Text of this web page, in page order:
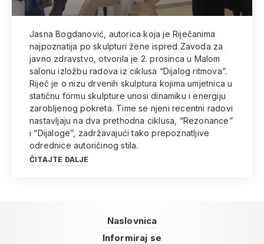
Jasna Bogdanović, autorica koja je Riječanima
najpoznatija po skulpturi žene ispred Zavoda za
javno zdravstvo, otvorila je 2. prosinca u Malom
salonu izložbu radova iz ciklusa “Dijalog ritmova”.
Riječ je o nizu drvenih skulptura kojima umjetnica u
statičnu formu skulpture unosi dinamiku i energiju
zarobljenog pokreta. Time se njeni recentni radovi
nastavljaju na dva prethodna ciklusa, “Rezonance”
i “Dijaloge”, zadržavajući tako prepoznatljive
odrednice autoričinog stila.
ČITAJTE DALJE
Naslovnica
Informiraj se